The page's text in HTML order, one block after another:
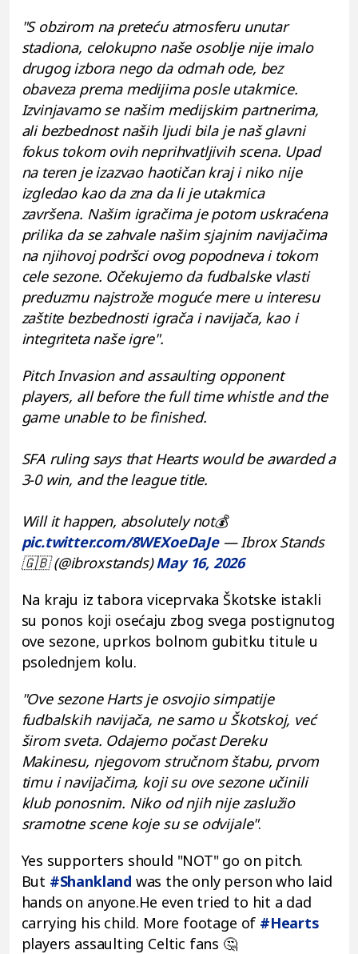
"S obzirom na preteću atmosferu unutar
stadiona, celokupno naše osoblje nije imalo
drugog izbora nego da odmah ode, bez
obaveza prema medijima posle utakmice.
Izvinjavamo se našim medijskim partnerima,
ali bezbednost naših ljudi bila je naš glavni
fokus tokom ovih neprihvatljivih scena. Upad
na teren je izazvao haotičan kraj i niko nije
izgledao kao da zna da li je utakmica
završena. Našim igračima je potom uskraćena
prilika da se zahvale našim sjajnim navijačima
na njihovoj podršci ovog popodneva i tokom
cele sezone. Očekujemo da fudbalske vlasti
preduzmu najstrože moguće mere u interesu
zaštite bezbednosti igrača i navijača, kao i
integriteta naše igre".
Pitch Invasion and assaulting opponent
players, all before the full time whistle and the
game unable to be finished.
SFA ruling says that Hearts would be awarded a
3-0 win, and the league title.
Will it happen, absolutely not💰
pic.twitter.com/8WEXoeDaJe — Ibrox Stands
🇬🇧 (@ibroxstands)May 16, 2026
Na kraju iz tabora viceprvaka Škotske istakli
su ponos koji osećaju zbog svega postignutog
ove sezone, uprkos bolnom gubitku titule u
psolednjem kolu.
"Ove sezone Harts je osvojio simpatije
fudbalskih navijača, ne samo u Škotskoj, već
širom sveta. Odajemo počast Dereku
Makinesu, njegovom stručnom štabu, prvom
timu i navijačima, koji su ove sezone učinili
klub ponosnim. Niko od njih nije zaslužio
sramotne scene koje su se odvijale".
Yes supporters should "NOT" go on pitch.
But #Shankland was the only person who laid
hands on anyone.He even tried to hit a dad
carrying his child. More footage of #Hearts
players assaulting Celtic fans 🤔